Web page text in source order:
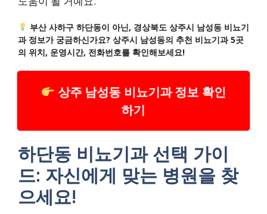
부산 사하구 하단동이 아닌, 경상북도 상주시 남성동 비뇨기
과 정보가 궁금하신가요? 상주시 남성동의 추천 비뇨기과 5곳
의 위치, 운영시간, 전화번호를 확인해보세요!
상주 남성동 비뇨기과 정보 확인
하기
하단동 비뇨기과 선택 가이
드: 자신에게 맞는 병원을 찾
으세요!